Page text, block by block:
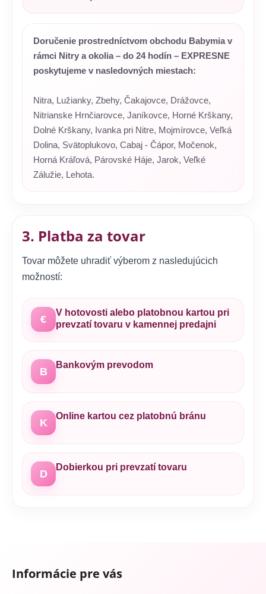
Doručenie prostredníctvom obchodu Babymia v
rámci Nitry a okolia – do 24 hodín – EXPRESNE
poskytujeme v nasledovných miestach:
Nitra, Lužianky, Zbehy, Čakajovce, Drážovce,
Nitrianske Hrnčiarovce, Janíkovce, Horné Krškany,
Dolné Krškany, Ivanka pri Nitre, Mojmírovce, Veľká
Dolina, Svätoplukovo, Cabaj - Čápor, Močenok,
Horná Kráľová, Párovské Háje, Jarok, Veľké
Zálužie, Lehota.
3. Platba za tovar
Tovar môžete uhradiť výberom z nasledujúcich
možností:
€
V hotovosti alebo platobnou kartou pri
prevzatí tovaru v kamennej predajni
B
Bankovým prevodom
K
Online kartou cez platobnú bránu
D
Dobierkou pri prevzatí tovaru
Informácie pre vás